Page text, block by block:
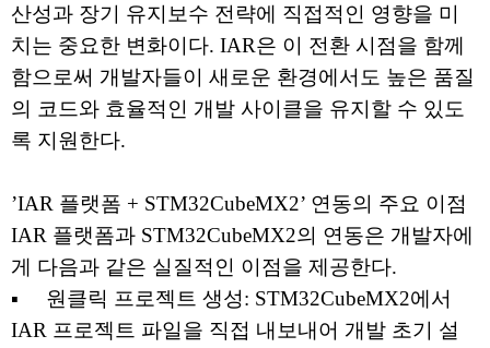
산성과 장기 유지보수 전략에 직접적인 영향을 미
치는 중요한 변화이다. IAR은 이 전환 시점을 함께
함으로써 개발자들이 새로운 환경에서도 높은 품질
의 코드와 효율적인 개발 사이클을 유지할 수 있도
록 지원한다.
’IAR 플랫폼 + STM32CubeMX2’ 연동의 주요 이점
IAR 플랫폼과 STM32CubeMX2의 연동은 개발자에
게 다음과 같은 실질적인 이점을 제공한다.
▪ 원클릭 프로젝트 생성: STM32CubeMX2에서
IAR 프로젝트 파일을 직접 내보내어 개발 초기 설